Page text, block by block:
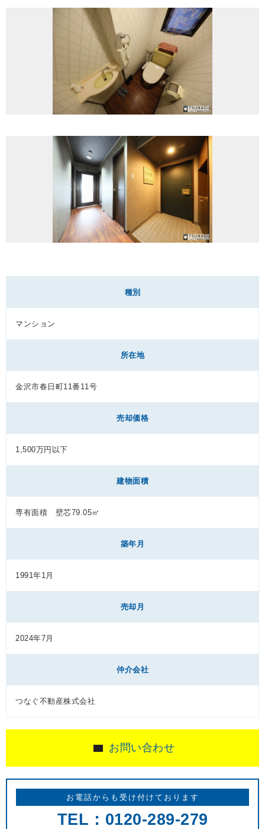
種別
マンション
所在地
金沢市春日町11番11号
売却価格
1,500万円以下
建物面積
専有面積 壁芯79.05㎡
築年月
1991年1月
売却月
2024年7月
仲介会社
つなぐ不動産株式会社
お問い合わせ
お電話からも受け付けております
TEL：0120-289-279